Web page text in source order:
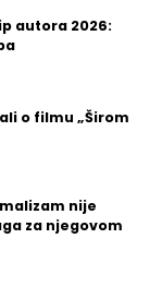
autora 2026:
o filmu „Širom
nije
za njegovom